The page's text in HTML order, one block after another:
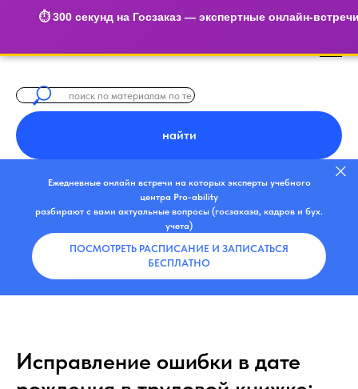
⏱️ 300 секунд на Госзаказ — экспертные онлайн-
найти
Ежедневные онлайн встречи на которых эксперты учебного
центра Pro-ability
разбирают с вами актуальные вопросы (госзаказа, кадров и бух.
учета)
ПОСМОТРЕТЬ РАСПИСАНИЕ И ЗАПИСАТЬСЯ
БЕСПЛАТНО
Исправление ошибки в дате